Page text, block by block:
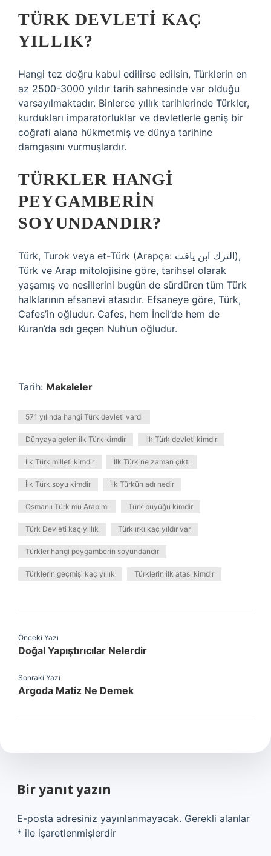
TÜRK DEVLETI KAÇ
YILLIK?
Hangi tez doğru kabul edilirse edilsin, Türklerin en
az 2500-3000 yıldır tarih sahnesinde var olduğu
varsayılmaktadır. Binlerce yıllık tarihlerinde Türkler,
kurdukları imparatorluklar ve devletlerle geniş bir
coğrafi alana hükmetmiş ve dünya tarihine
damgasını vurmuşlardır.
TÜRKLER HANGI
PEYGAMBERIN
SOYUNDANDIR?
Türk, Turok veya et-Türk (Arapça: الترك ابن يافث),
Türk ve Arap mitolojisine göre, tarihsel olarak
yaşamış ve nesillerini bugün de sürdüren tüm Türk
halklarının efsanevi atasıdır. Efsaneye göre, Türk,
Cafes’in oğludur. Cafes, hem İncil’de hem de
Kuran’da adı geçen Nuh’un oğludur.
Tarih: Makaleler
571 yılında hangi Türk devleti vardı
Dünyaya gelen ilk Türk kimdir İlk Türk devleti kimdir
İlk Türk milleti kimdir İlk Türk ne zaman çıktı
İlk Türk soyu kimdir İlk Türkün adı nedir
Osmanlı Türk mü Arap mı Türk büyüğü kimdir
Türk Devleti kaç yıllık Türk ırkı kaç yıldır var
Türkler hangi peygamberin soyundandır
Türklerin geçmişi kaç yıllık Türklerin ilk atası kimdir
Önceki Yazı
Doğal Yapıştırıcılar Nelerdir
Sonraki Yazı
Argoda Matiz Ne Demek
Bir yanıt yazın
E-posta adresiniz yayınlanmayacak. Gerekli alanlar
* ile işaretlenmişlerdir